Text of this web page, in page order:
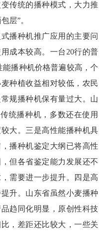
传统的播种模式，大力推
层”。
播种机推广应用 的主要问
成本较高。 一台20行的普
能播种机价格普遍较高，个
种植收益相对较低，农民
常规播种机保有量过大。 山
传统播种机，多数还在使用
大。 三是高性能播种机具
，播种机鉴定大纲 已将高性
但各省鉴定能力发展还不
需要进一步提升。 四 是高
升。 山东省虽然小麦播种
趋同化明显，原创性科技
，差距还比较大，一些关